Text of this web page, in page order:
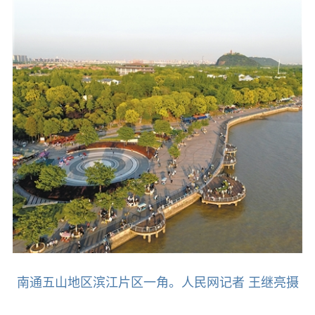
南通五山地区滨江片区一角。人民网记者 王继亮摄